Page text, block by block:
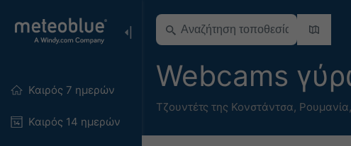
Καιρός 7 ημερών
Καιρός 14 ημερών
Webcams
Τζουντέτς της Κονστάντσα, Ρουμανία,